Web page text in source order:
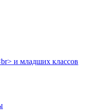
и младших классов